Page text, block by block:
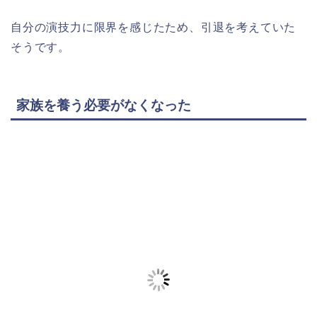
自分の演技力に限界を感じたため、引退を考えていた
そうです。
家族を養う必要がなくなった